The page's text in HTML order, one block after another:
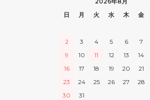
日
月 火 水 木 金
2
3 4 5 6 7
9
10 11 12 13 14
16
17 18 19 20 21
23
24 25 26 27 28
30
31